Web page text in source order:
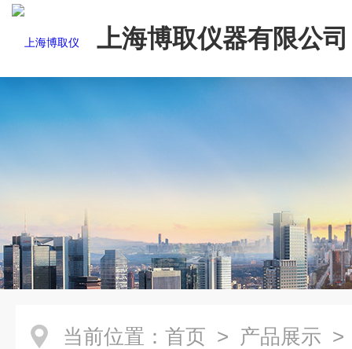
上海博取仪器有限公司
当前位置： 首页 > 产品展示